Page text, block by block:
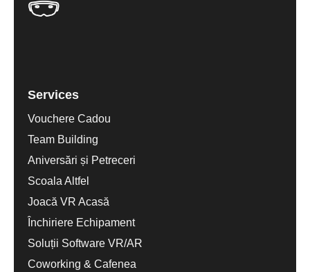
Services
Vouchere Cadou
Team Building
Aniversări și Petreceri
Scoala Altfel
Joacă VR Acasă
Închiriere Echipament
Soluții Software VR/AR
Coworking & Cafenea